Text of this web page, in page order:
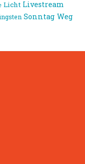
Licht Livestream
Sonntag Weg